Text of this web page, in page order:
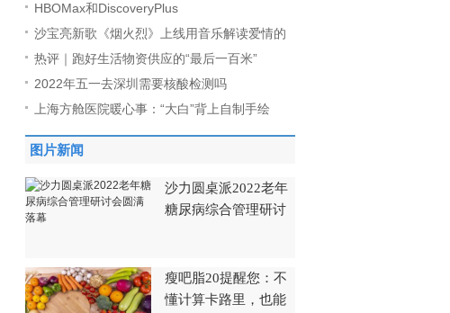
HBOMax和DiscoveryPlus
沙宝亮新歌《烟火烈》上线用音乐解读爱情的
热评｜跑好生活物资供应的“最后一百米”
2022年五一去深圳需要核酸检测吗
上海方舱医院暖心事：“大白”背上自制手绘
图片新闻
沙力圆桌派2022老年
糖尿病综合管理研讨
瘦吧脂20提醒您：不
懂计算卡路里，也能